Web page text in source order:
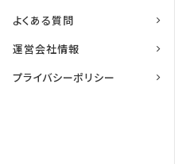
よくある質問
運営会社情報
プライバシーポリシー